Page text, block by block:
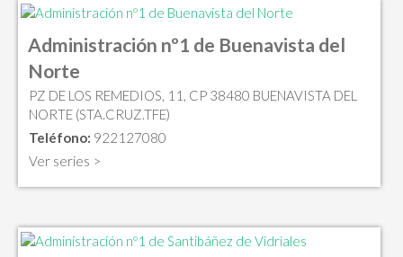
Administración nº1 de Buenavista del
Norte
PZ DE LOS REMEDIOS, 11, CP 38480 BUENAVISTA DEL
NORTE (STA.CRUZ.TFE)
Teléfono: 922127080
Ver series >